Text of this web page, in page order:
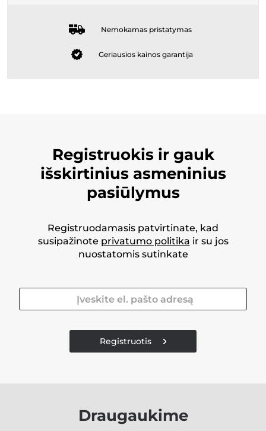
Nemokamas pristatymas
Geriausios kainos garantija
Registruokis ir gauk
išskirtinius asmeninius
pasiūlymus
Registruodamasis patvirtinate, kad
susipažinote privatumo politika ir su jos
nuostatomis sutinkate
Registruotis
Draugaukime